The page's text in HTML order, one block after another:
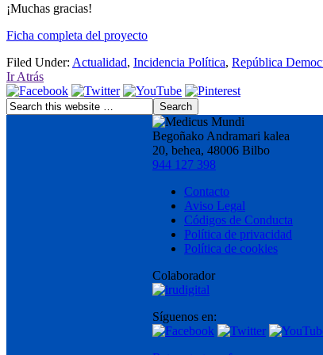
¡Muchas gracias!
Ficha completa del proyecto
Filed Under: Actualidad, Incidencia Política, República
Ir Atrás
Begoñako Andramari kalea
20, behea, 48006 Bilbo
944 127 398
Contacto
Aviso Legal
Códigos de Conducta
Política de privacidad
Política de cookies
Colaborador
Síguenos en: